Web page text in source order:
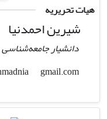
هیات تحریریه
شیرین احمدنیا
دانشیار جامعه‌شناسی
gmail.com